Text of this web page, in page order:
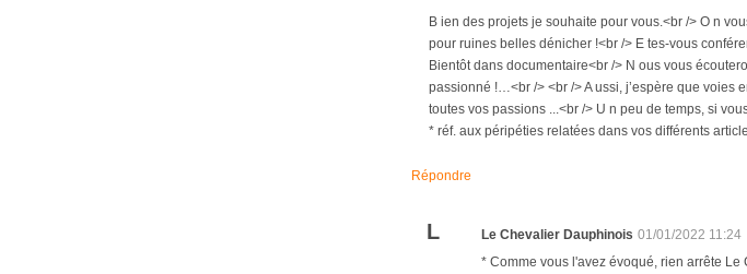
B ien des projets je souhaite pour vous.<br /> O n
pour ruines belles dénicher !<br /> E tes-vous
Bientôt dans documentaire<br /> N ous vous
passionné !…<br /> <br /> A ussi, j’espère que voies
toutes vos passions ...<br /> U n peu de temps, si
* réf. aux péripéties relatées dans vos différents
Répondre
L Le Chevalier Dauphinois 01/01/2022 11:24
* Comme vous l'avez évoqué, rien arrête Le